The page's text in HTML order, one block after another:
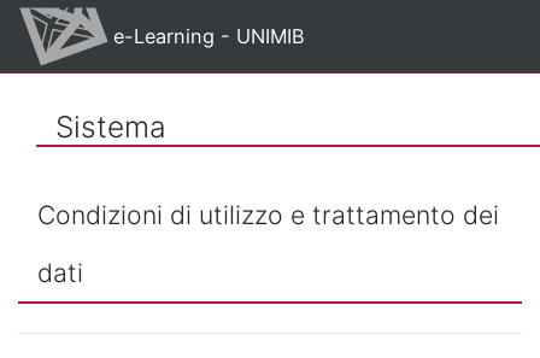
Vai al contenuto principale
e-Learning - UNIMIB
Sistema
Condizioni di utilizzo e trattamento dei
dati